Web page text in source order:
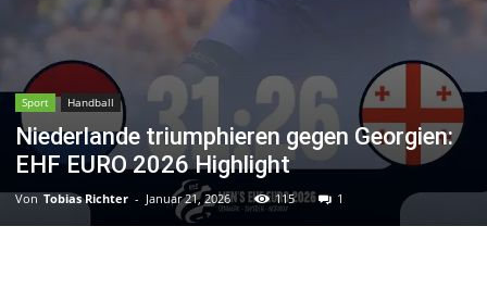
Sport Handball
Niederlande triumphieren gegen Georgien:
EHF EURO 2026 Highlight
Von Tobias Richter - Januar 21, 2026 115 1